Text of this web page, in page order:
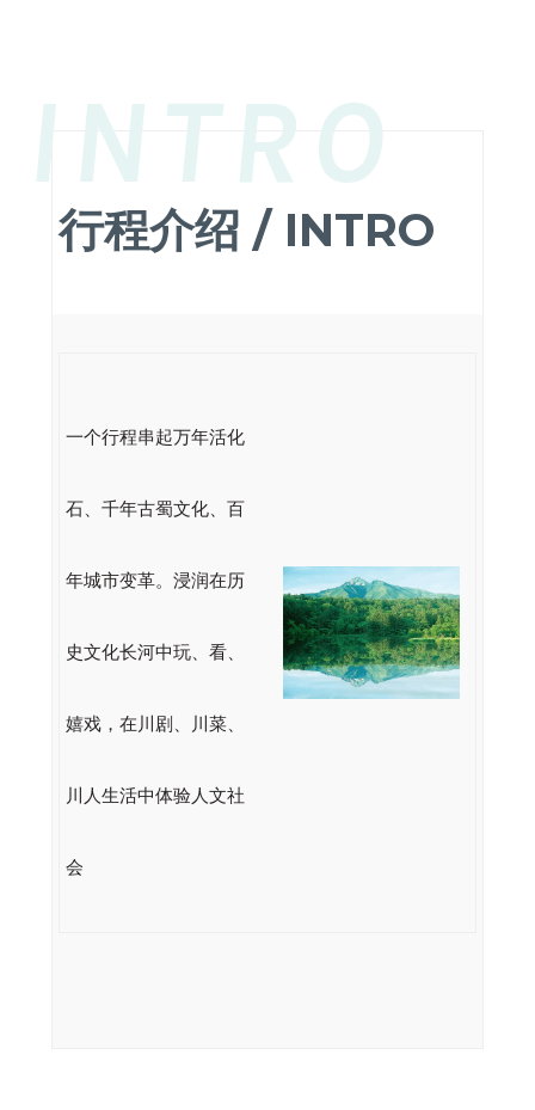
INTRO
行程介绍 / INTRO
一个行程串起万年活化
石、千年古蜀文化、百
年城市变革。浸润在历
史文化长河中玩、看、
嬉戏，在川剧、川菜、
川人生活中体验人文社
会